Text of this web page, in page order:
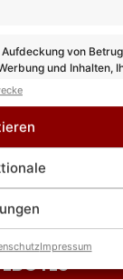
von
und Inhalten,
Impressum
das erwartet die